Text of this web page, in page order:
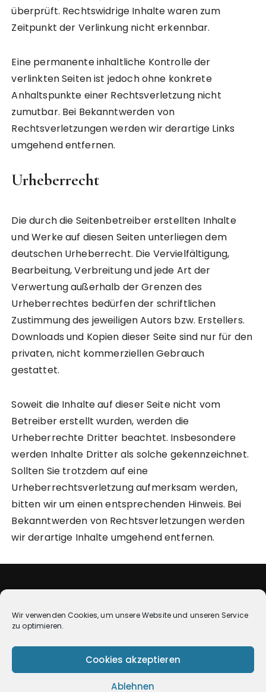
Wir verwenden Cookies, um unsere Website und unseren Service
zu optimieren.
Cookies akzeptieren
Ablehnen
überprüft. Rechtswidrige Inhalte waren zum
Zeitpunkt der Verlinkung nicht erkennbar.
Eine permanente inhaltliche Kontrolle der
verlinkten Seiten ist jedoch ohne konkrete
Anhaltspunkte einer Rechtsverletzung nicht
zumutbar. Bei Bekanntwerden von
Rechtsverletzungen werden wir derartige Links
umgehend entfernen.
Urheberrecht
Die durch die Seitenbetreiber erstellten Inhalte
und Werke auf diesen Seiten unterliegen dem
deutschen Urheberrecht. Die Vervielfältigung,
Bearbeitung, Verbreitung und jede Art der
Verwertung außerhalb der Grenzen des
Urheberrechtes bedürfen der schriftlichen
Zustimmung des jeweiligen Autors bzw. Erstellers.
Downloads und Kopien dieser Seite sind nur für den
privaten, nicht kommerziellen Gebrauch
gestattet.
Soweit die Inhalte auf dieser Seite nicht vom
Betreiber erstellt wurden, werden die
Urheberrechte Dritter beachtet. Insbesondere
werden Inhalte Dritter als solche gekennzeichnet.
Sollten Sie trotzdem auf eine
Urheberrechtsverletzung aufmerksam werden,
bitten wir um einen entsprechenden Hinweis. Bei
Bekanntwerden von Rechtsverletzungen werden
wir derartige Inhalte umgehend entfernen.